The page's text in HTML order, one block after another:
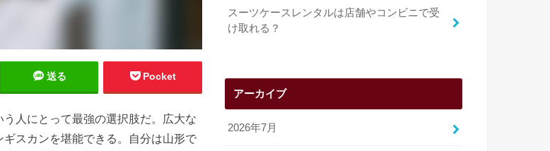
送る Pocket
人にとって最強の選択肢だ。広大な
スカンを堪能できる。自分は山形で
スーツケースレンタルは店舗やコンビニで受
け取れる？
アーカイブ
2026年7月